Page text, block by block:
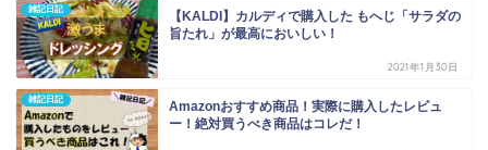
雑記日記
【KALDI】カルディで購入した もへじ「サラダの
旨たれ」が最高においしい！
2021年1月30日
雑記日記
Amazonおすすめ商品！実際に購入したレビュ
ー！絶対買うべき商品はコレだ！